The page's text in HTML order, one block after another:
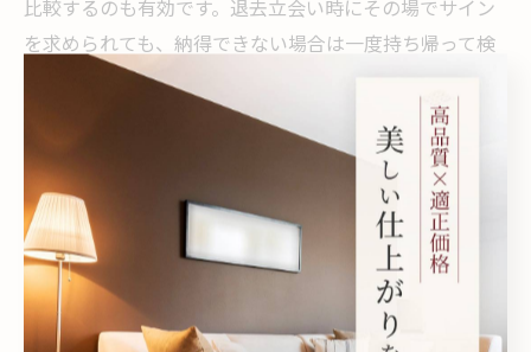
比較するのも有効です。退去立会い時にその場でサイン
を求められても、納得できない場合は一度持ち帰って検
討しましょう。トラブルを未然に防ぐためには、事前準
備と証拠の保全、そして冷静な交渉姿勢が不可欠です。
賃貸で壁紙張り替えが必要となる
ケースとは
クロス張り替えが必要な損傷や汚れの判断基準